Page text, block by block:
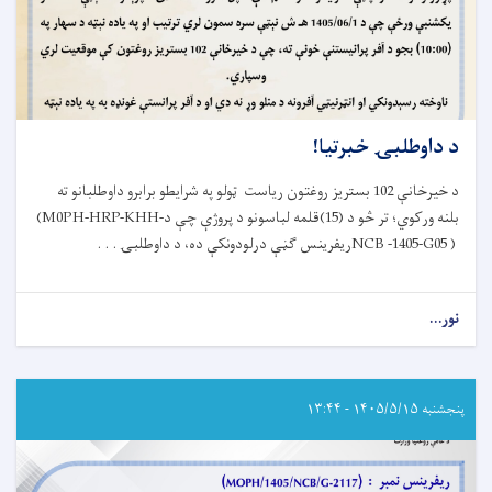
د داوطلبۍ خبرتیا!
د خیرخانې 102 بستریز روغتون ریاست ټولو په شرایطو برابرو داوطلبانو ته
بلنه ورکوي؛ تر څو د (15)قلمه لباسونو د پروژې چې د
(M0PH-HRP-KHH-
NCB -1405-G05 )ریفرینس ګڼې درلودونکې ده، د داوطلبۍ . . .
نور...
د
خبرتیا!
پنجشنبه ۱۴۰۵/۵/۱۵ - ۱۳:۴۴